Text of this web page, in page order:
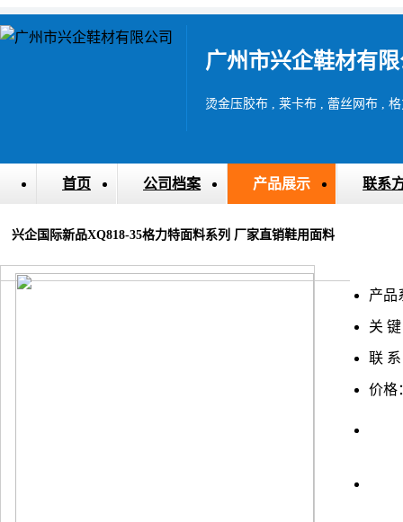
广州市兴企鞋材有
烫金压胶布 , 莱卡布 , 蕾丝网布 ,
首页 公司档案 产品展示 联系
兴企国际新品XQ818-35格力特面料系列 厂家直销鞋用面料
产品
关
联
价格